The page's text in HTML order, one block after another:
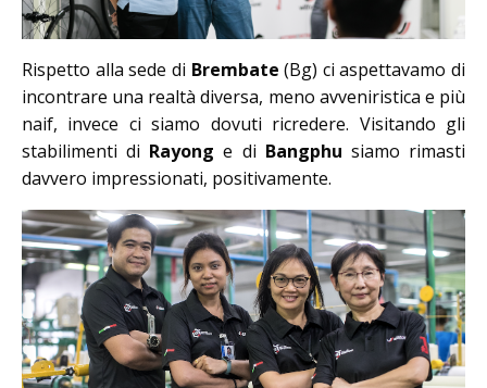
Rispetto alla sede di Brembate (Bg) ci aspettavamo di
incontrare una realtà diversa, meno avveniristica e più
naif, invece ci siamo dovuti ricredere. Visitando gli
stabilimenti di Rayong e di Bangphu siamo rimasti
davvero impressionati, positivamente.